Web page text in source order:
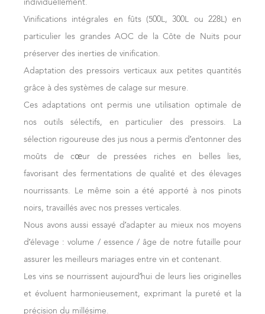
Vinifications intégrales en fûts (500L, 300L ou 228L) en
particulier les grandes AOC de la Côte de Nuits pour
préserver des inerties de vinification.
Adaptation des pressoirs verticaux aux petites quantités
grâce à des systèmes de calage sur mesure.
Ces adaptations ont permis une utilisation optimale de
nos outils sélectifs, en particulier des pressoirs. La
sélection rigoureuse des jus nous a permis d’entonner des
moûts de cœur de pressées riches en belles lies,
favorisant des fermentations de qualité et des élevages
nourrissants. Le même soin a été apporté à nos pinots
noirs, travaillés avec nos presses verticales.
Nous avons aussi essayé d’adapter au mieux nos moyens
d’élevage : volume / essence / âge de notre futaille pour
assurer les meilleurs mariages entre vin et contenant.
Les vins se nourrissent aujourd’hui de leurs lies originelles
et évoluent harmonieusement, exprimant la pureté et la
précision du millésime.
En blanc
Le pressurage a été soigneusement fractionné pour
sélectionner les cœurs de cuvée, les meilleurs jus. Après
un débourbage sélectif, les lies les meilleures ont été
recueillies pour nourrir les vins durant l'élevage.
L'élevage sur lies fines a permis de préserver la fraîcheur
d’un millésime marqué par un ensoleillement généreux.
L’élevage est prolongé car les vins continuent à se révéler
avec le temps. Une partie importante de nos blancs est
encore en élevage, en fût ou en inox.
Les vins allient générosité, fraîcheur et finesse, avec une
climatologie qui sublime les terroirs sans les écraser.
Chablis
Les Chablis Villages et 1ers Crus ont été vinifiés en cuve
inox et élevés longuement sur lies fines, tandis que les
Grands Crus ont bénéficié de l’élevage en fûts de 300 à
jeunesse, tout en promettant un beau potentiel de
garde, notamment pour les grands vins rouges. Les
amateurs devraient apprécier la combinaison de charme
immédiat et cette capacité à évoluer favorablement au fil
du temps.
L’autre caractéristique de ce millésime c’est la capacité
des terroirs à se révéler et maintenir toute leur typicité. Il
n’y a pas de sensation de sur-maturité. 2022 est vraiment
un très joli millésime, homogène de Mâcon à Chablis.
Caractéristiques des vins
Frédéric DROUHIN
30 août 2016